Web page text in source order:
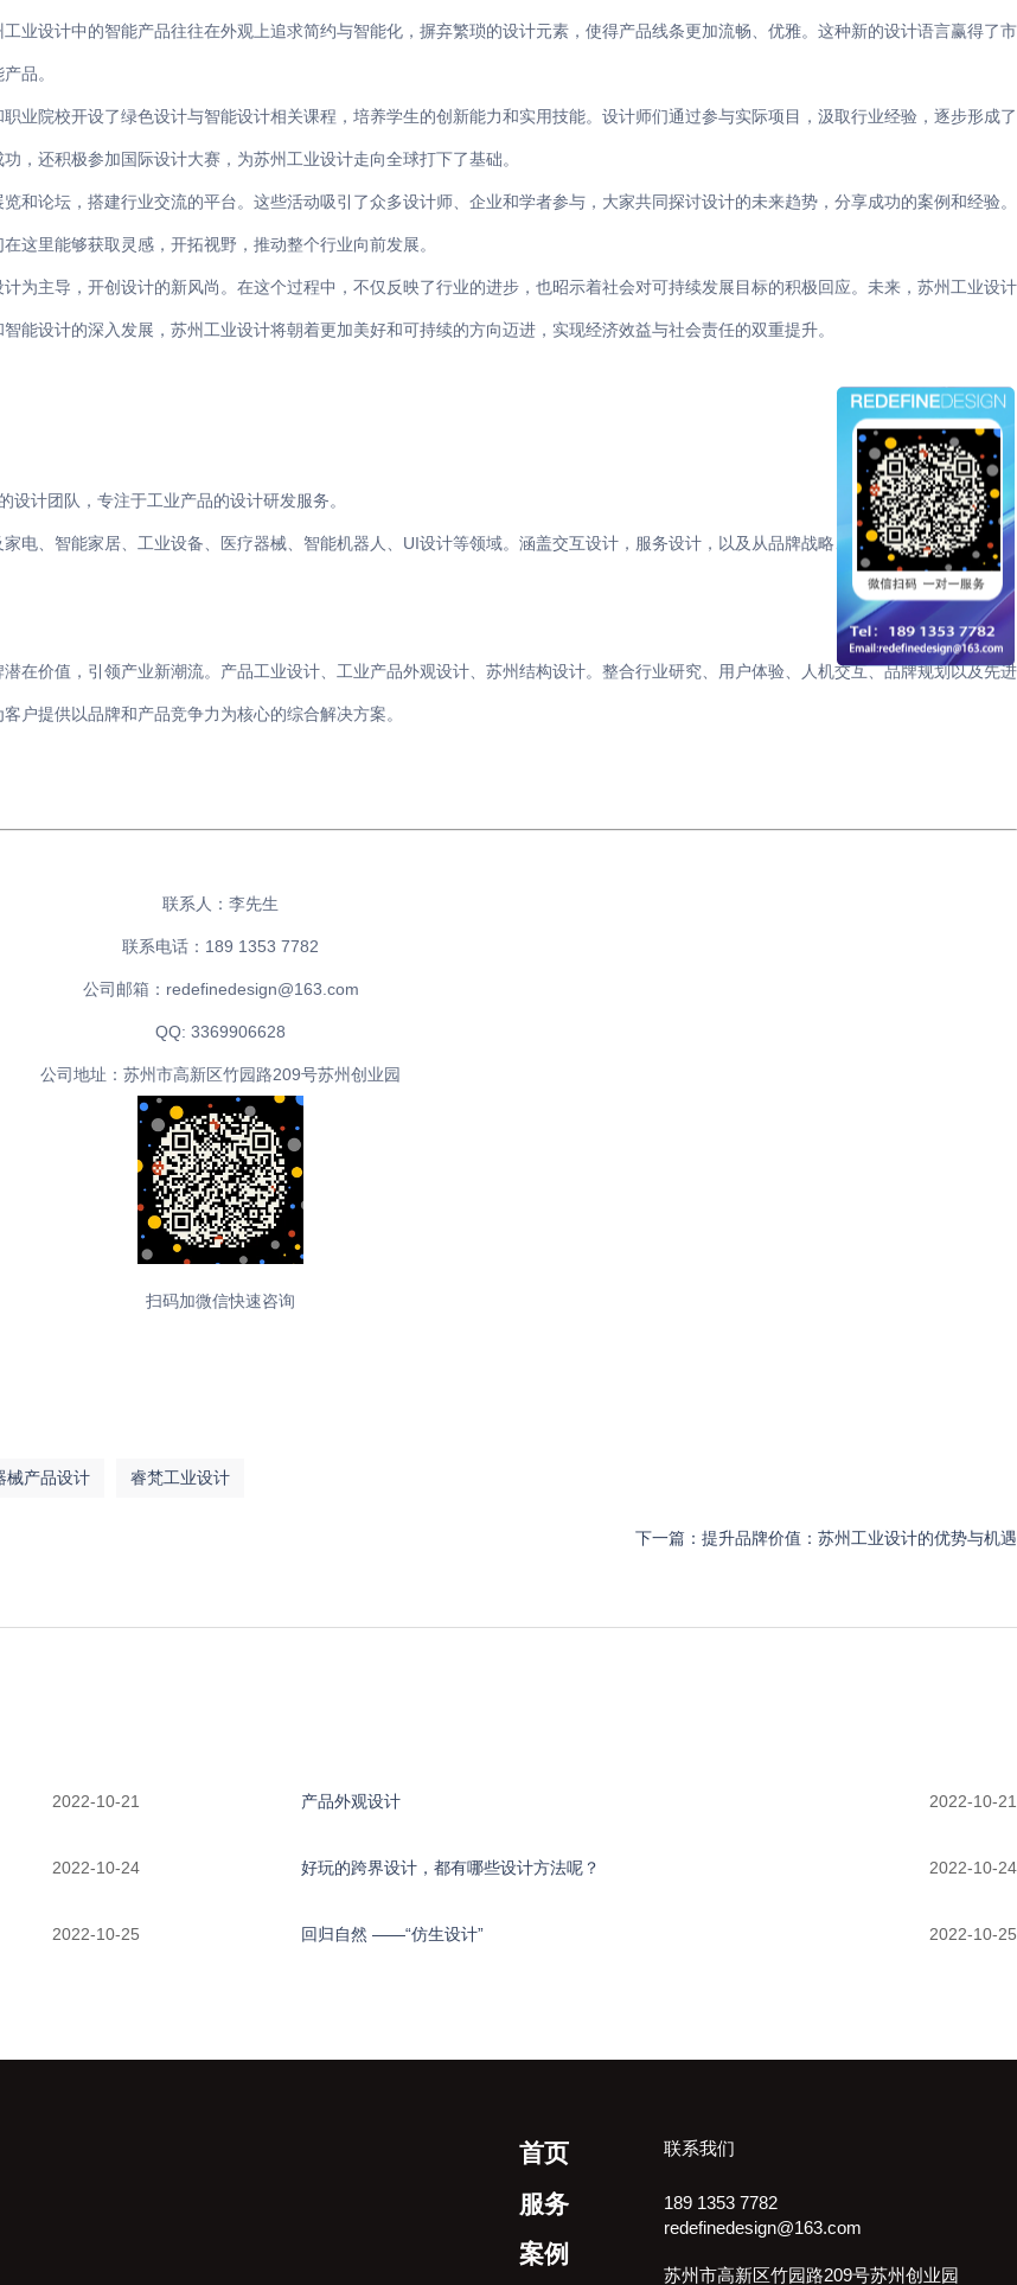
业设计中的智能产品往往在外观上追求简约与智能化，摒弃繁琐的设计元素，使得产品线条更加流畅、优雅。这种新的设计语言赢得了市
品。
业院校开设了绿色设计与智能设计相关课程，培养学生的创新能力和实用技能。设计师们通过参与实际项目，汲取行业经验，逐步形成了
，还积极参加国际设计大赛，为苏州工业设计走向全球打下了基础。
和论坛，搭建行业交流的平台。这些活动吸引了众多设计师、企业和学者参与，大家共同探讨设计的未来趋势，分享成功的案例和经验。
这里能够获取灵感，开拓视野，推动整个行业向前发展。
为主导，开创设计的新风尚。在这个过程中，不仅反映了行业的进步，也昭示着社会对可持续发展目标的积极回应。未来，苏州工业设计
设计的深入发展，苏州工业设计将朝着更加美好和可持续的方向迈进，实现经济效益与社会责任的双重提升。
计团队，专注于工业产品的设计研发服务。
电、智能家居、工业设备、医疗器械、智能机器人、UI设计等领域。涵盖交互设计，服务设计，以及从品牌战略、产品战略、产品线规
在价值，引领产业新潮流。产品工业设计、工业产品外观设计、苏州结构设计。整合行业研究、用户体验、人机交互、品牌规划以及先进
户提供以品牌和产品竞争力为核心的综合解决方案。
联系人：李先生
联系电话：189 1353 7782
公司邮箱：redefinedesign@163.com
QQ: 3369906628
公司地址：苏州市高新区竹园路209号苏州创业园
扫码加微信快速咨询
械产品设计 睿梵工业设计
下一篇： 提升品牌价值：苏州工业设计的优势与机遇
2022-10-21 2022-10-21
产品外观设计
2022-10-24 2022-10-24
好玩的跨界设计，都有哪些设计方法呢？
2022-10-25 2022-10-25
回归自然 ——“仿生设计”
首页
服务
案例
联系我们
189 1353 7782
redefinedesign@163.com
苏州市高新区竹园路209号苏州创业园